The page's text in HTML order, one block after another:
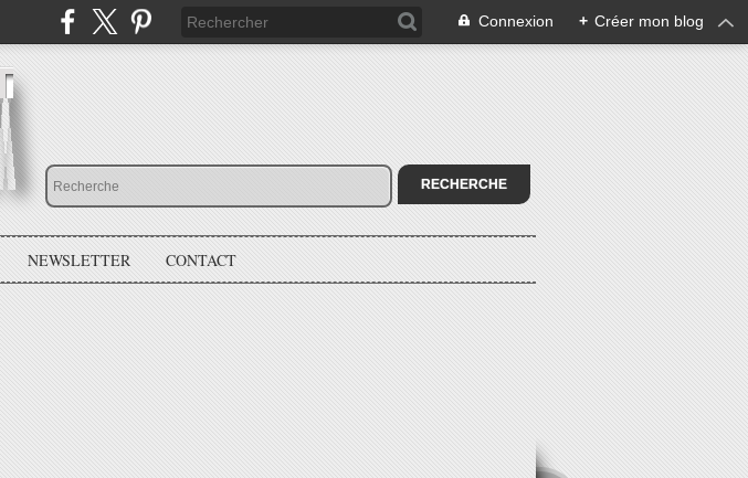
Connexion + Créer mon blog
NEWSLETTER CONTACT